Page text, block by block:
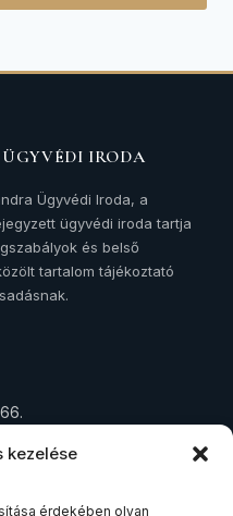
kezelése
érdekében olyan
IRODA
Ügyvédi Iroda, a
ügyvédi iroda tartja
és belső
tartalom tájékoztató